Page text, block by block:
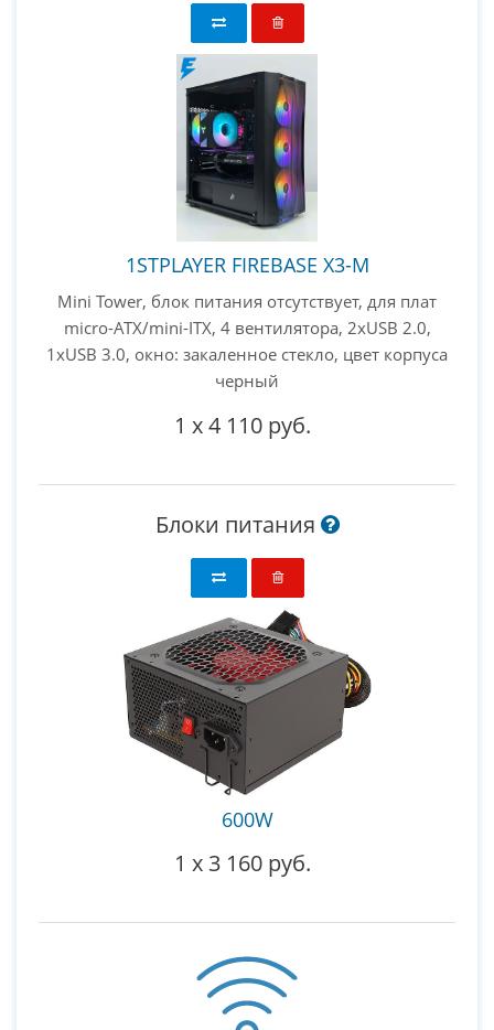
1STPLAYER FIREBASE X3-M
Mini Tower, блок питания отсутствует, для плат
micro-ATX/mini-ITX, 4 вентилятора, 2xUSB 2.0,
1xUSB 3.0, окно: закаленное стекло, цвет корпуса
черный
1 x4 110 руб.
Блоки питания
600W
1 x 3 160 руб.